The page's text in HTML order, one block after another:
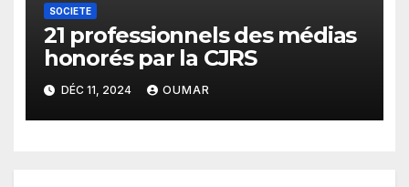
SOCIETE
21 professionnels des médias
honorés par la CJRS
DÉC 11, 2024 OUMAR